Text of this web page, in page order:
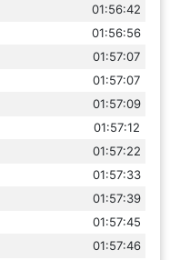
01:56:42
01:56:56
01:57:07
01:57:07
01:57:09
01:57:12
01:57:22
01:57:33
01:57:39
01:57:45
01:57:46